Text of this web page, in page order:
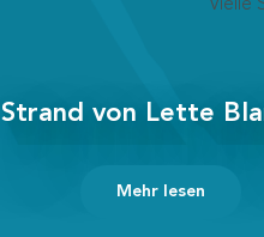
Vielle
Strand von Lette
Mehr lesen